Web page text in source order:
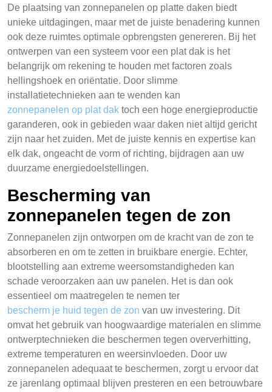
De plaatsing van zonnepanelen op platte daken biedt
unieke uitdagingen, maar met de juiste benadering kunnen
ook deze ruimtes optimale opbrengsten genereren. Bij het
ontwerpen van een systeem voor een plat dak is het
belangrijk om rekening te houden met factoren zoals
hellingshoek en oriëntatie. Door slimme
installatietechnieken aan te wenden kan
zonnepanelen op plat dak toch een hoge energieproductie
garanderen, ook in gebieden waar daken niet altijd gericht
zijn naar het zuiden. Met de juiste kennis en expertise kan
elk dak, ongeacht de vorm of richting, bijdragen aan uw
duurzame energiedoelstellingen.
Bescherming van
zonnepanelen tegen de zon
Zonnepanelen zijn ontworpen om de kracht van de zon te
absorberen en om te zetten in bruikbare energie. Echter,
blootstelling aan extreme weersomstandigheden kan
schade veroorzaken aan uw panelen. Het is dan ook
essentieel om maatregelen te nemen ter
bescherm je huid tegen de zon van uw investering. Dit
omvat het gebruik van hoogwaardige materialen en slimme
ontwerptechnieken die beschermen tegen oververhitting,
extreme temperaturen en weersinvloeden. Door uw
zonnepanelen adequaat te beschermen, zorgt u ervoor dat
ze jarenlang optimaal blijven presteren en een betrouwbare